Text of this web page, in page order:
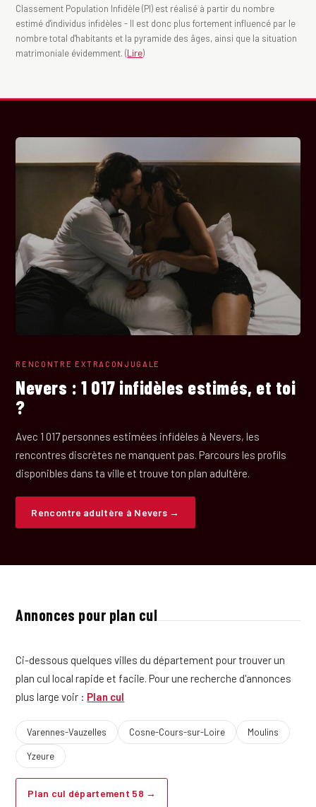
Classement Population Infidèle (PI) est réalisé à partir du nombre
estimé d'individus infidèles - Il est donc plus fortement influencé par le
nombre total d'habitants et la pyramide des âges, ainsi que la situation
matrimoniale évidemment. (Lire)
RENCONTRE EXTRACONJUGALE
Nevers : 1 017 infidèles estimés, et toi
?
Avec 1 017 personnes estimées infidèles à Nevers, les
rencontres discrètes ne manquent pas. Parcours les profils
disponibles dans ta ville et trouve ton plan adultère.
Rencontre adultère à Nevers →
Annonces pour plan cul
Ci-dessous quelques villes du département pour trouver un
plan cul local rapide et facile. Pour une recherche d'annonces
plus large voir : Plan cul
Varennes-Vauzelles Cosne-Cours-sur-Loire Moulins
Yzeure
Plan cul département 58 →